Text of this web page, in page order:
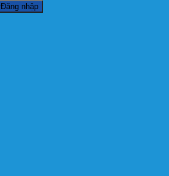
Đăng nhập